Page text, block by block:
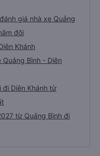
giá nhà xe Quảng
đôi
Khánh
Bình - Diên
đi Diên Khánh từ
từ Quảng Bình đi